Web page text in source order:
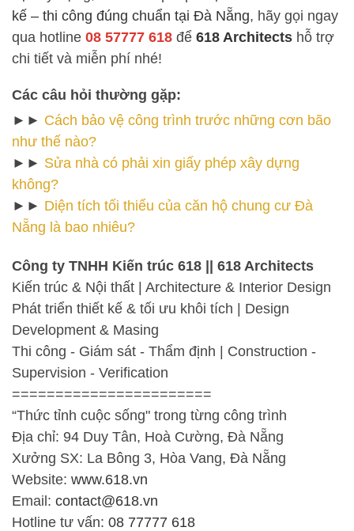
kế – thi công đúng chuẩn tại Đà Nẵng, hãy gọi ngay
qua hotline 08 57777 618 để 618 Architects hỗ trợ
chi tiết và miễn phí nhé!
Các câu hỏi thường gặp:
►► Cách bảo vệ công trình trước những cơn bão
như thế nào?
►► Sửa nhà có phải xin giấy phép xây dựng
không?
►► Diện tích tối thiểu của căn hộ chung cư Đà
Nẵng là bao nhiêu?
Công ty TNHH Kiến trúc 618 || 618 Architects
Kiến trúc & Nội thất | Architecture & Interior Design
Phát triển thiết kế & tối ưu khôi tích | Design
Development & Masing
Thi công - Giám sát - Thẩm định | Construction -
Supervision - Verification
=======================
“Thức tỉnh cuộc sống" trong từng công trình
Địa chỉ: 94 Duy Tân, Hoà Cường, Đà Nẵng
Xưởng SX: La Bông 3, Hòa Vang, Đà Nẵng
Website: www.618.vn
Email: contact@618.vn
Hotline tư vấn: 08 77777 618